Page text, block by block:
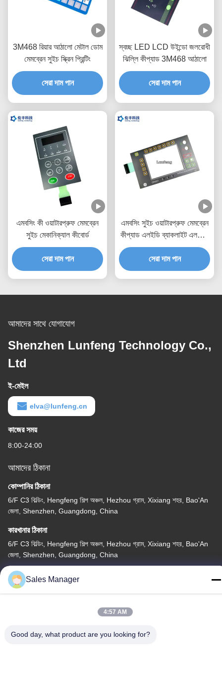
3M468 রিয়ার আঠালো মেটাল ডোম
মেমব্রেন সুইচ স্ক্রিন প্রিন্টিং
সেরা দাম পান
স্বচ্ছ LED LCD উইন্ডো জলরোধী
ঝিল্লি কীপ্যাড 3M468 আঠালো
সেরা দাম পান
এমবসিং কী ওয়াটারপ্রুফ মেমব্রেন
সুইচ মেকানিক্যাল কীবোর্ড
সেরা দাম পান
এমবসিং সুইচ ওয়াটারপ্রুফ মেমব্রেন
কীপ্যাড এলইডি ব্যাকলাইট এলসিডি
উইন্ডো
সেরা দাম পান
আমাদের সাথে যোগাযোগ
Shenzhen Lunfeng Technology Co.,
Ltd
ই-মেইল
elva@lunfeng.cn
কাজের সময়
8:00-24:00
আমাদের ঠিকানা
কোম্পানির ঠিকানা
6/F C3 বিল্ডিং, Hengfeng শিল্প অঞ্চল, Hezhou গ্রাম, Xixiang শহর, Bao'An
জেলা, Shenzhen, Guangdong, China
কারখানার ঠিকানা
6/F C3 বিল্ডিং, Hengfeng শিল্প অঞ্চল, Hezhou গ্রাম, Xixiang শহর, Bao'An
জেলা, Shenzhen, Guangdong, China
টেলিফোন
86--13662697476
Sales Manager
4:57 AM
Good day, what product are you looking for?